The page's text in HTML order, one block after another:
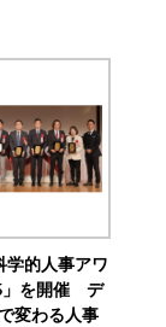
学的人事アワ
」を開催 デ
変わる人事